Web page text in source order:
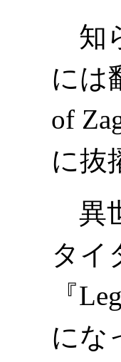
知
には
of
に抜
異
タイ
『
にな